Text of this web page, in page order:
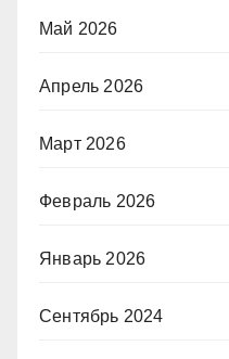
Май 2026
Апрель 2026
Март 2026
Февраль 2026
Январь 2026
Сентябрь 2024